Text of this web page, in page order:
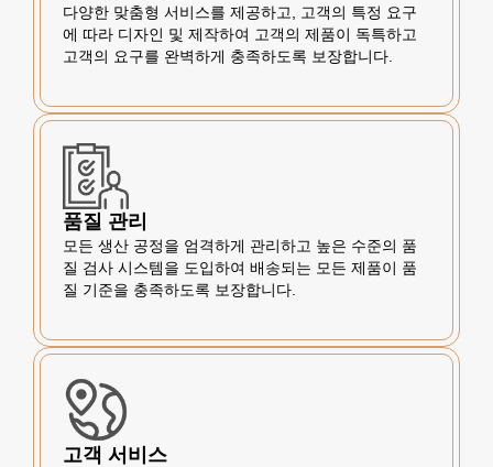
다양한 맞춤형 서비스를 제공하고, 고객의 특정 요구
에 따라 디자인 및 제작하여 고객의 제품이 독특하고
고객의 요구를 완벽하게 충족하도록 보장합니다.
품질 관리
모든 생산 공정을 엄격하게 관리하고 높은 수준의 품
질 검사 시스템을 도입하여 배송되는 모든 제품이 품
질 기준을 충족하도록 보장합니다.
고객 서비스